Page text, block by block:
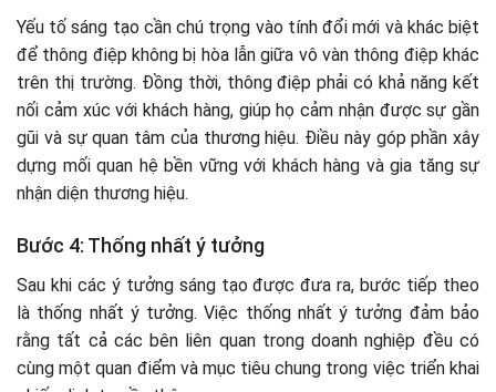
Yếu tố sáng tạo cần chú trọng vào tính đổi mới và khác biệt
để thông điệp không bị hòa lẫn giữa vô vàn thông điệp khác
trên thị trường. Đồng thời, thông điệp phải có khả năng kết
nối cảm xúc với khách hàng, giúp họ cảm nhận được sự gần
gũi và sự quan tâm của thương hiệu. Điều này góp phần xây
dựng mối quan hệ bền vững với khách hàng và gia tăng sự
nhận diện thương hiệu.
Bước 4: Thống nhất ý tưởng
Sau khi các ý tưởng sáng tạo được đưa ra, bước tiếp theo
là thống nhất ý tưởng. Việc thống nhất ý tưởng đảm bảo
rằng tất cả các bên liên quan trong doanh nghiệp đều có
cùng một quan điểm và mục tiêu chung trong việc triển khai